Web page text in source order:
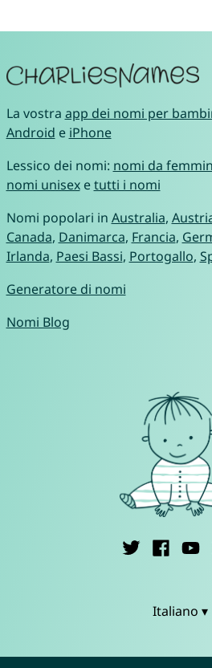
La vostra app dei nomi per
Android e iPhone
Lessico dei nomi: nomi da
nomi unisexetutti i nomi
Nomi popolari in Australia,
Canada, Danimarca, Francia,
Irlanda, Paesi Bassi, Portogallo,
Generatore di nomi
Nomi Blog
Italiano ▾